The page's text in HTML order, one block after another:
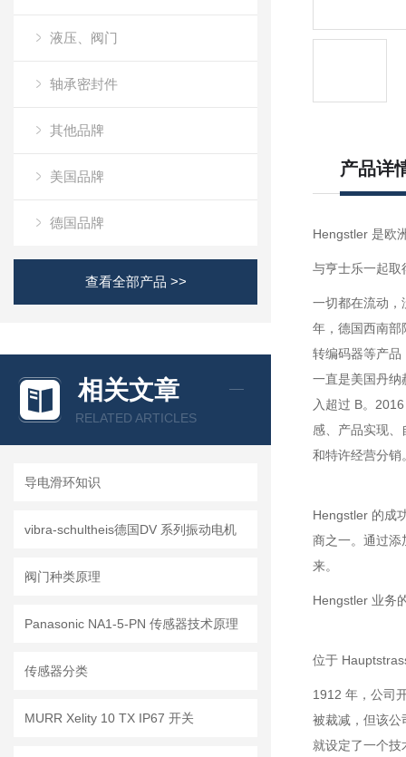
液压、阀门
轴承密封件
其他品牌
美国品牌
德国品牌
查看全部产品 >>
相关文章
RELATED ARTICLES
导电滑环知识
vibra-schultheis德国DV 系列振动电机
阀门种类原理
Panasonic NA1-5-PN 传感器技术原理
传感器分类
MURR Xelity 10 TX IP67 开关
产品详
Hengstler 是欧
与亨士乐一起取
一切都在流动，
年，德国西南部
转编码器等产品
一直是美国丹
入超过 B。
感、产品实现
和特许经营分销
Hengstler 的成
商之一。通过添
来。
Hengstler 业务
位于
1912 年，公司
被裁减，但该公
就设定了一个技